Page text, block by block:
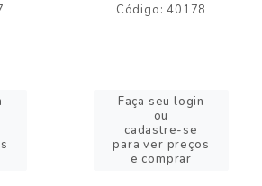
Código: 40178
Faça seu login
ou
cadastre-se
para ver preços
e comprar